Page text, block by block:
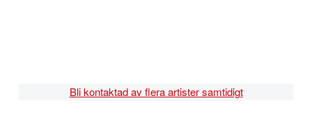
Bli kontaktad av flera artister samtidigt